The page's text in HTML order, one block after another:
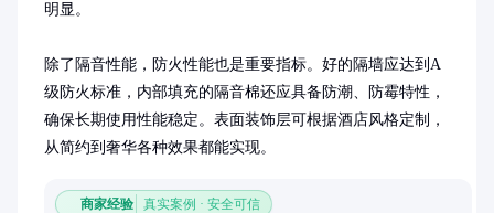
明显。
除了隔音性能，防火性能也是重要指标。好的隔墙应达到A
级防火标准，内部填充的隔音棉还应具备防潮、防霉特性，
确保长期使用性能稳定。表面装饰层可根据酒店风格定制，
从简约到奢华各种效果都能实现。
商家经验 真实案例 · 安全可信